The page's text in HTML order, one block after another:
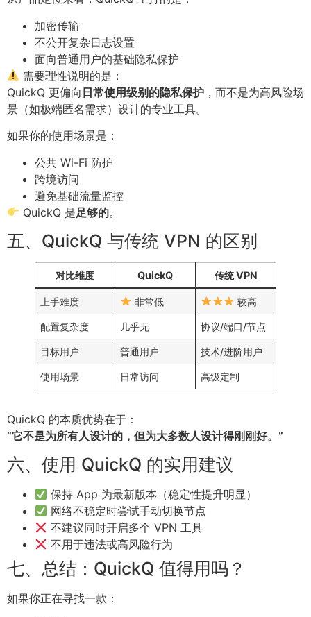
加密传输
不公开复杂日志设置
面向普通用户的基础隐私保护
需要理性说明的是：
QuickQ 更偏向 日常使用级别的隐私保护 ，而不是为高风险场
景（如极端匿名需求）设计的专业工具。
如果你的使用场景是：
公共 Wi-Fi 防护
跨境访问
避免基础流量监控
QuickQ 是足够的。
五、QuickQ 与传统 VPN 的区别
对比维度 QuickQ 传统 VPN
上手难度 非常低 较高
配置复杂度 几乎无 协议/端口/节点
目标用户 普通用户 技术/进阶用户
使用场景 日常访问 高级定制
QuickQ 的本质优势在于：
“它不是为所有人设计的，但为大多数人设计得刚刚好。”
六、使用 QuickQ 的实用建议
保持 App 为最新版本（稳定性提升明显）
网络不稳定时尝试手动切换节点
不建议同时开启多个 VPN 工具
不用于违法或高风险行为
七、总结：QuickQ 值得用吗？
如果你正在寻找一款：